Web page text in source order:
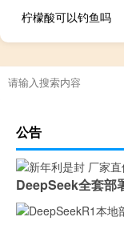
柠檬酸可以钓鱼吗
公告
DeepSeek全套部